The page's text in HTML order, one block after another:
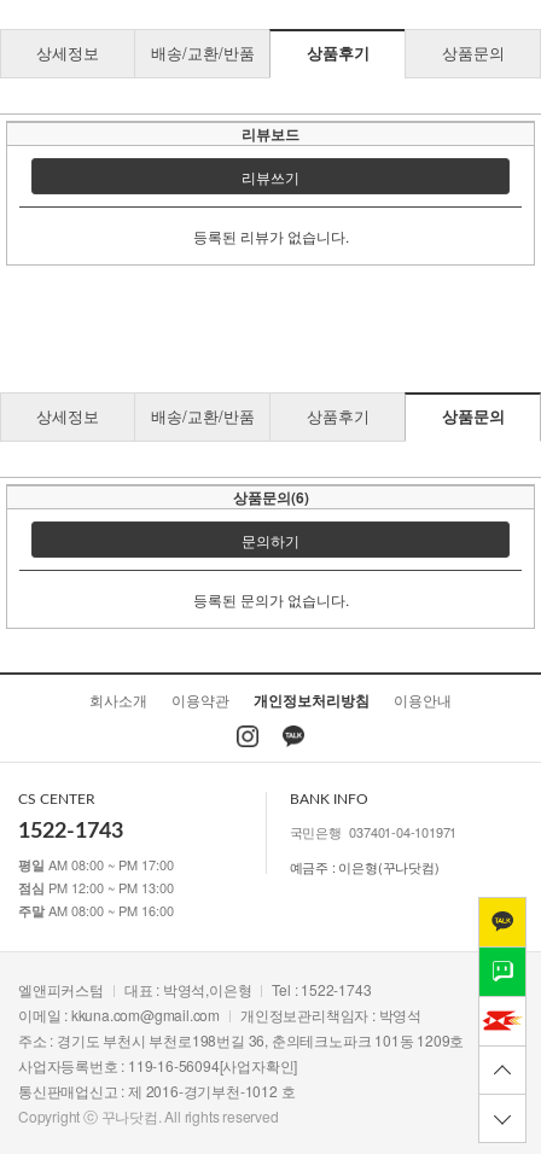
상세정보 배송/교환/반품 상품후기 상품문의
리뷰보드
리뷰쓰기
등록된 리뷰가 없습니다.
상세정보 배송/교환/반품 상품후기 상품문의
상품문의(6)
문의하기
등록된 문의가 없습니다.
회사소개 이용약관 개인정보처리방침 이용안내
CS CENTER
1522-1743
평일 AM 08:00 ~ PM 17:00
점심 PM 12:00 ~ PM 13:00
주말 AM 08:00 ~ PM 16:00
BANK INFO
국민은행 037401-04-101971
예금주 : 이은형(꾸나닷컴)
엘앤피커스텀 대표 : 박영석,이은형
Tel : 1522-1743
이메일 :kkuna.com@gmail.com
개인정보관리책임자 : 박영석
주소 : 경기도 부천시 부천로198번길 36, 춘의테크노파크 101동 1209호
사업자등록번호 : 119-16-56094[사업자확인]
통신판매업신고 : 제 2016-경기부천-1012 호
Copyright ⓒ 꾸나닷컴. All rights reserved